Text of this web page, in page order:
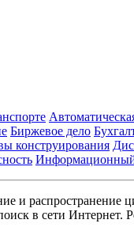
Биржевое дело
конструирования
и
в сети Интернет.